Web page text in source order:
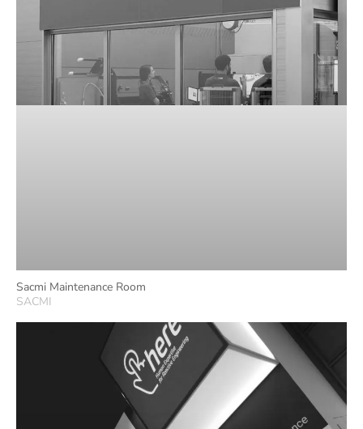
Sacmi Maintenance Room
SACMI